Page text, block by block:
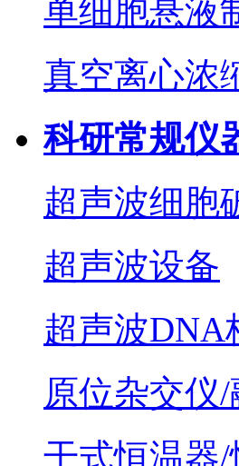
单细胞悬液
真空离心浓
科研常规仪
超声波细胞
超声波设备
超声波DNA
原位杂交仪
干式恒温器